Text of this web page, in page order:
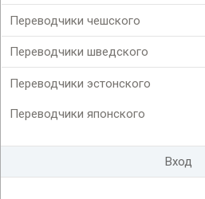
Переводчики чешского
Переводчики шведского
Переводчики эстонского
Переводчики японского
Вход